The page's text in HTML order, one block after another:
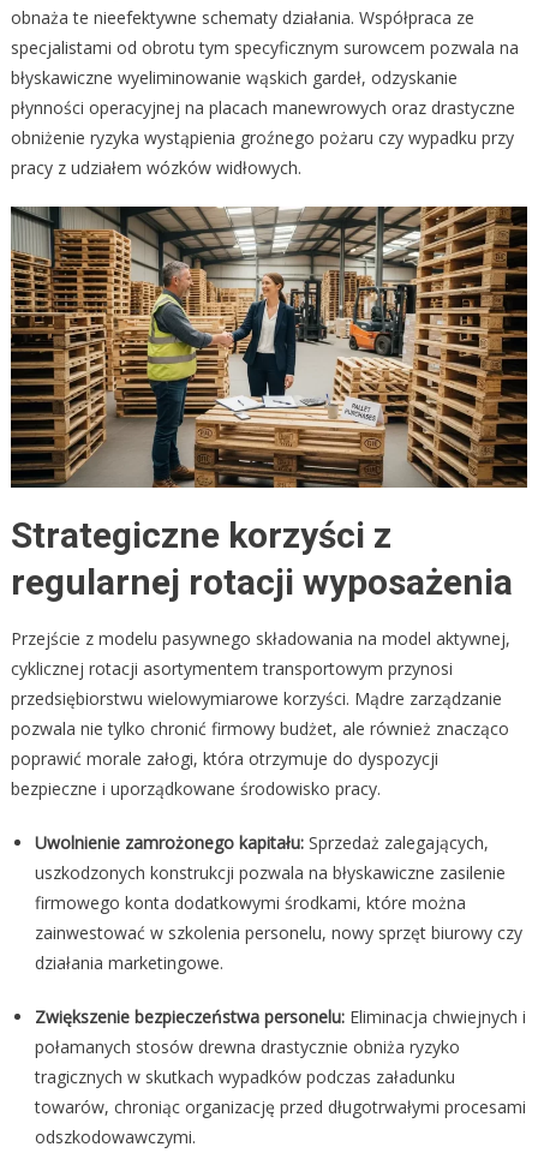
obnaża te nieefektywne schematy działania. Współpraca ze
specjalistami od obrotu tym specyficznym surowcem pozwala na
błyskawiczne wyeliminowanie wąskich gardeł, odzyskanie
płynności operacyjnej na placach manewrowych oraz drastyczne
obniżenie ryzyka wystąpienia groźnego pożaru czy wypadku przy
pracy z udziałem wózków widłowych.
Strategiczne korzyści z
regularnej rotacji wyposażenia
Przejście z modelu pasywnego składowania na model aktywnej,
cyklicznej rotacji asortymentem transportowym przynosi
przedsiębiorstwu wielowymiarowe korzyści. Mądre zarządzanie
pozwala nie tylko chronić firmowy budżet, ale również znacząco
poprawić morale załogi, która otrzymuje do dyspozycji
bezpieczne i uporządkowane środowisko pracy.
Uwolnienie zamrożonego kapitału:Sprzedaż zalegających,
uszkodzonych konstrukcji pozwala na błyskawiczne zasilenie
firmowego konta dodatkowymi środkami, które można
zainwestować w szkolenia personelu, nowy sprzęt biurowy czy
działania marketingowe.
Zwiększenie bezpieczeństwa personelu:Eliminacja chwiejnych i
połamanych stosów drewna drastycznie obniża ryzyko
tragicznych w skutkach wypadków podczas załadunku
towarów, chroniąc organizację przed długotrwałymi procesami
odszkodowawczymi.